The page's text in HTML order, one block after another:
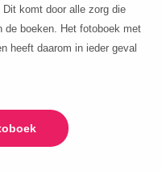
Dit komt door alle zorg die
de boeken. Het fotoboek met
heeft daarom in ieder geval